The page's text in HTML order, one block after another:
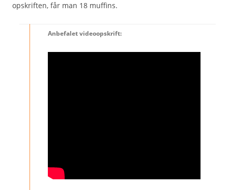
opskriften, får man 18 muffins.
Anbefalet videoopskrift: